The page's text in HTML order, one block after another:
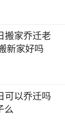
搬家乔迁老
新家好吗
可以乔迁吗
么